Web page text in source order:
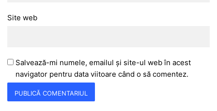
Site web
Salvează-mi numele, emailul și site-ul web în acest
navigator pentru data viitoare când o să comentez.